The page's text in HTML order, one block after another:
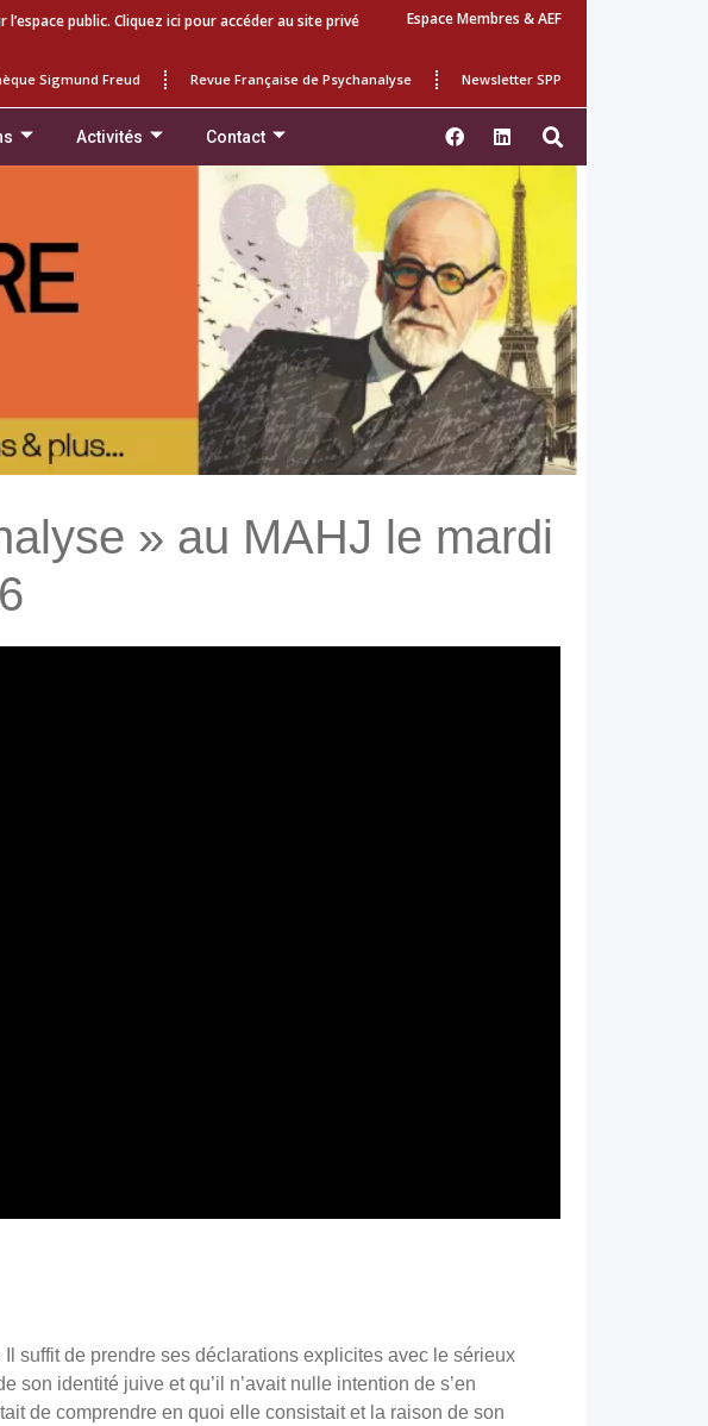
l’espace public. Cliquez ici pour accéder au site privé Espace Membres & AEF
Sigmund Freud Revue Française de Psychanalyse Newsletter SPP
Activités Contact
» au MAHJ le mardi
suffit de prendre ses déclarations explicites avec le sérieux
son identité juive et qu’il n’avait nulle intention de s’en
de comprendre en quoi elle consistait et la raison de son